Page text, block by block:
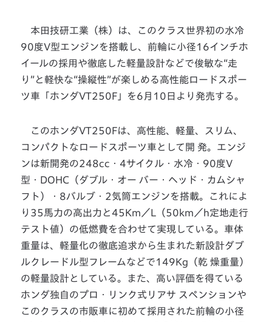
本田技研工業（株）は、このクラス世界初の水冷
90度V型エンジンを搭載し、前輪に小径16インチホ
イールの採用や徹底した軽量設計などで俊敏な“走
り”と軽快な“操縦性”が楽しめる高性能ロードスポー
ツ車「ホンダVT250F」を6月10日より発売する。
このホンダVT250Fは、高性能、軽量、スリム、
コンパクトなロードスポーツ車として開 発。エンジ
ンは新開発の248cc・4サイクル・水冷・90度V
型・DOHC（ダブル・オー バー・ヘッド・カムシャ
フト）・8バルブ・2気筒エンジンを搭載。これによ
り35馬力の高出力と45Km／L（50km／h定地走行
テスト値）の低燃費を合わせて実現している。車体
重量は、軽量化の徹底追求から生まれた新設計ダブ
ルクレードル型フレームなどで149Kg（乾 燥重量）
の軽量設計としている。また、高い評価を得ている
ホンダ独自のプロ・リンク式リアサ スペンションや
このクラスの市販車に初めて採用された前輪の小径